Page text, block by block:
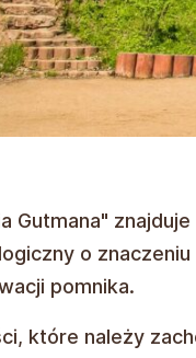
Gutmana"
o
pomnika.
które należy